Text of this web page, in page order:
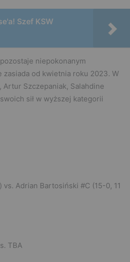
Szef KSW
niepokonanym
od kwietnia roku 2023. W
Artur Szczepaniak, Salahdine
sił w wyższej kategorii
Adrian Bartosiński #C (15-0, 11
TBA